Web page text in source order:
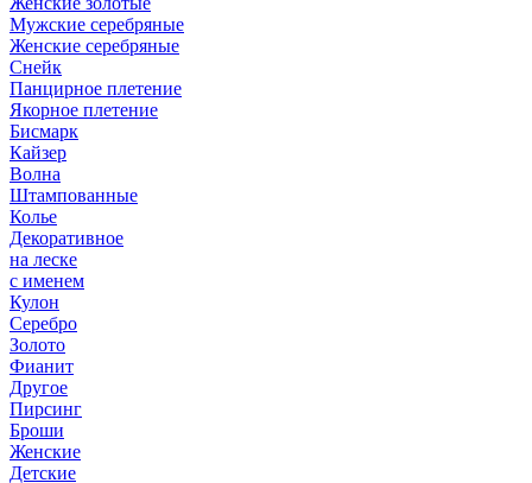
Мужские серебряные
Женские серебряные
Снейк
Панцирное плетение
Якорное плетение
Бисмарк
Кайзер
Волна
Штампованные
Колье
Декоративное
на леске
с именем
Кулон
Серебро
Золото
Фианит
Другое
Пирсинг
Броши
Женские
Детские